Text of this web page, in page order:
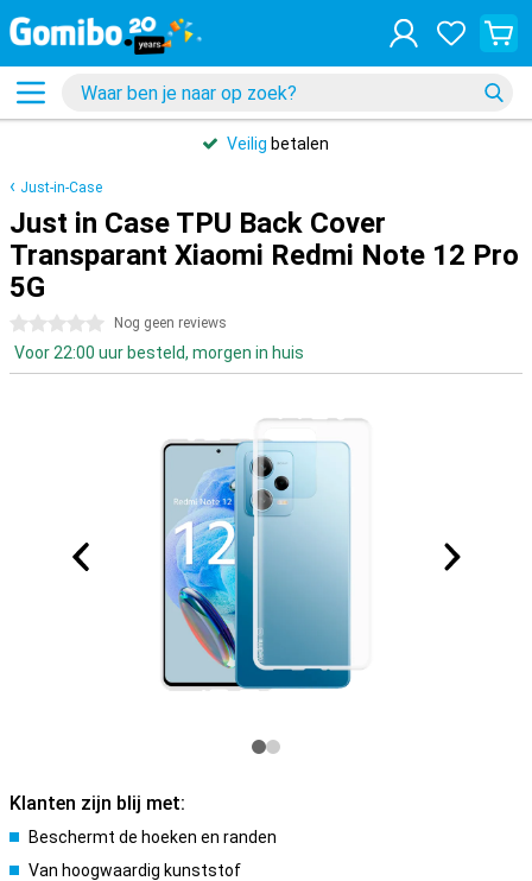
Veilig betalen
Just-in-Case
Just in Case TPU Back Cover
Transparant Xiaomi Redmi Note 12 Pro
5G
0 sterren Nog geen reviews
Voor 22:00 uur besteld, morgen in huis
Klanten zijn blij met:
Beschermt de hoeken en randen
Van hoogwaardig kunststof